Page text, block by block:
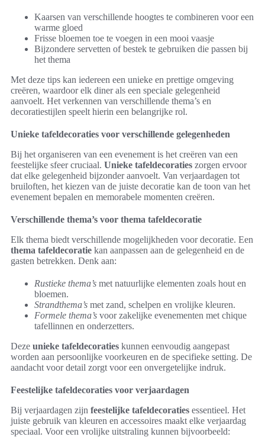
Kaarsen van verschillende hoogtes te combineren voor een
warme gloed
Frisse bloemen toe te voegen in een mooi vaasje
Bijzondere servetten of bestek te gebruiken die passen bij
het thema
Met deze tips kan iedereen een unieke en prettige omgeving
creëren, waardoor elk diner als een speciale gelegenheid
aanvoelt. Het verkennen van verschillende thema’s en
decoratiestijlen speelt hierin een belangrijke rol.
Unieke tafeldecoraties voor verschillende gelegenheden
Bij het organiseren van een evenement is het creëren van een
feestelijke sfeer cruciaal. Unieke tafeldecoraties zorgen ervoor
dat elke gelegenheid bijzonder aanvoelt. Van verjaardagen tot
bruiloften, het kiezen van de juiste decoratie kan de toon van het
evenement bepalen en memorabele momenten creëren.
Verschillende thema’s voor thema tafeldecoratie
Elk thema biedt verschillende mogelijkheden voor decoratie. Een
thema tafeldecoratie kan aanpassen aan de gelegenheid en de
gasten betrekken. Denk aan:
Rustieke thema’s met natuurlijke elementen zoals hout en
bloemen.
Strandthema’s met zand, schelpen en vrolijke kleuren.
Formele thema’s voor zakelijke evenementen met chique
tafellinnen en onderzetters.
Deze unieke tafeldecoraties kunnen eenvoudig aangepast
worden aan persoonlijke voorkeuren en de specifieke setting. De
aandacht voor detail zorgt voor een onvergetelijke indruk.
Feestelijke tafeldecoraties voor verjaardagen
Bij verjaardagen zijn feestelijke tafeldecoraties essentieel. Het
juiste gebruik van kleuren en accessoires maakt elke verjaardag
speciaal. Voor een vrolijke uitstraling kunnen bijvoorbeeld: